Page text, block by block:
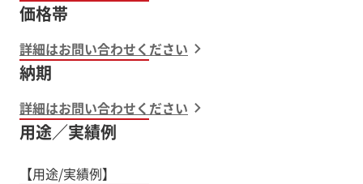
価格帯
詳細はお問い合わせください
納期
詳細はお問い合わせください
用途／実績例
【用途/実績例】